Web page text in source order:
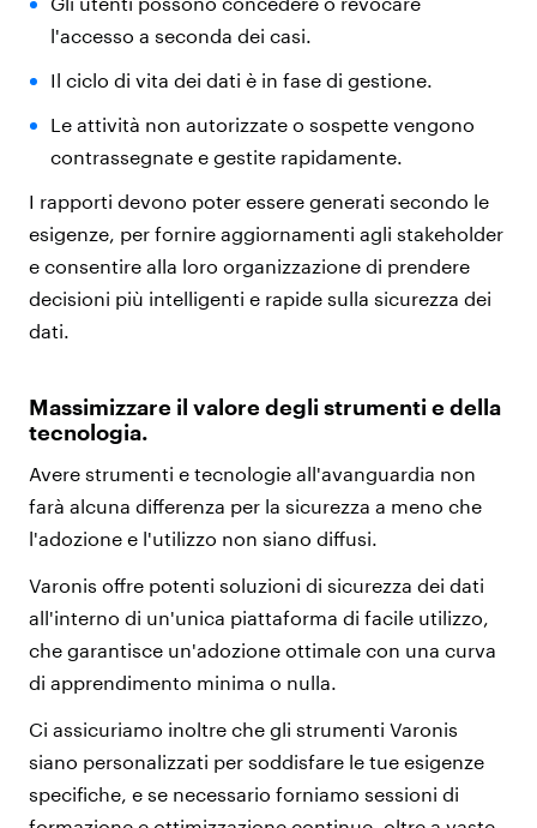
l'accesso a seconda dei casi.
Il ciclo di vita dei dati è in fase di gestione.
Le attività non autorizzate o sospette vengono
contrassegnate e gestite rapidamente.
I rapporti devono poter essere generati secondo le
esigenze, per fornire aggiornamenti agli stakeholder
e consentire alla loro organizzazione di prendere
decisioni più intelligenti e rapide sulla sicurezza dei
dati.
Massimizzare il valore degli strumenti e della
tecnologia.
Avere strumenti e tecnologie all'avanguardia non
farà alcuna differenza per la sicurezza a meno che
l'adozione e l'utilizzo non siano diffusi.
Varonis offre potenti soluzioni di sicurezza dei dati
all'interno di un'unica piattaforma di facile utilizzo,
che garantisce un'adozione ottimale con una curva
di apprendimento minima o nulla.
Ci assicuriamo inoltre che gli strumenti Varonis
siano personalizzati per soddisfare le tue esigenze
specifiche, e se necessario forniamo sessioni di